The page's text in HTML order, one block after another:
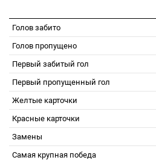
Голов забито
Голов пропущено
Первый забитый гол
Первый пропущенный гол
Желтые карточки
Красные карточки
Замены
Самая крупная победа